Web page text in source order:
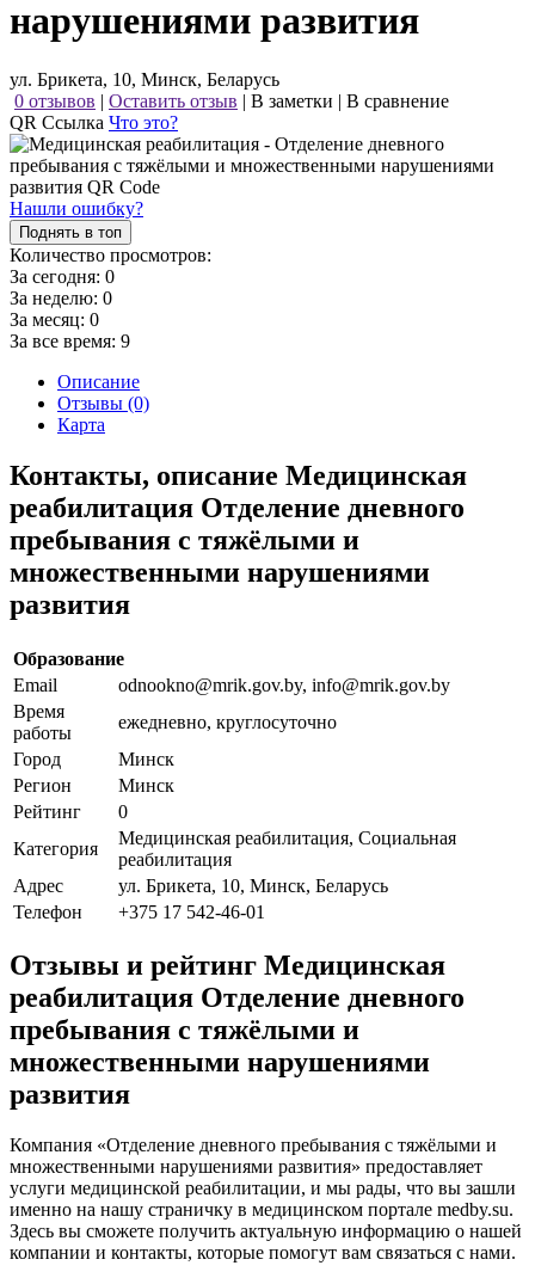
нарушениями развития
ул. Брикета, 10, Минск, Беларусь
0 отзывов | Оставить отзыв | В заметки | В сравнение
QR Ссылка Что это?
Нашли ошибку?
Поднять в топ
Количество просмотров:
За сегодня: 0
За неделю: 0
За месяц: 0
За все время: 9
Описание
Отзывы (0)
Карта
Контакты, описание Медицинская
реабилитация Отделение дневного
пребывания с тяжёлыми и
множественными нарушениями
развития
Образование
Email
odnookno@mrik.gov.by, info@mrik.gov.by
Время
работы
ежедневно, круглосуточно
Город
Минск
Регион
Минск
Рейтинг
0
Категория
Медицинская реабилитация, Социальная
реабилитация
Адрес
ул. Брикета, 10, Минск, Беларусь
Телефон
+375 17 542-46-01
Отзывы и рейтинг Медицинская
реабилитация Отделение дневного
пребывания с тяжёлыми и
множественными нарушениями
развития
Компания «Отделение дневного пребывания с тяжёлыми и
множественными нарушениями развития» предоставляет
услуги медицинской реабилитации, и мы рады, что вы зашли
именно на нашу страничку в медицинском портале medby.su.
Здесь вы сможете получить актуальную информацию о нашей
компании и контакты, которые помогут вам связаться с нами.